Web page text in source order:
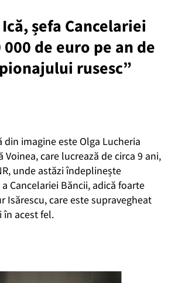
șefa Cancelariei
000 de euro pe an de
rusesc”
din imagine este Olga Lucheria
Voinea, care lucrează de circa 9 ani,
unde astăzi îndeplinește
Cancelariei Băncii, adică foarte
Isărescu, care este supravegheat
în acest fel.